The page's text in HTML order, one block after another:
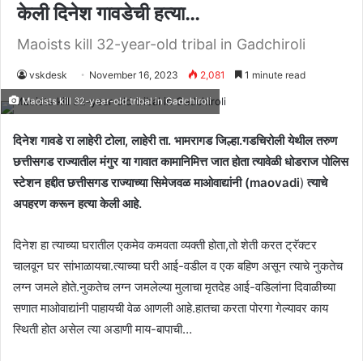
केली दिनेश गावडेची हत्या…
Maoists kill 32-year-old tribal in Gadchiroli
vskdesk November 16, 2023 2,081 1 minute read
Maoists kill 32-year-old tribal in Gadchiroli
दिनेश गावडे रा लाहेरी टोला, लाहेरी ता. भामरागड जिल्हा.गडचिरोली येथील तरुण
छत्तीसगड राज्यातील मंगुर या गावात कामानिमित्त जात होता त्यावेळी धोडराज पोलिस
स्टेशन हद्दीत छत्तीसगड राज्याच्या सिमेजवळ माओवाद्यांनी (maovadi) त्याचे
अपहरण करून हत्या केली आहे.
दिनेश हा त्याच्या घरातील एकमेव कमवता व्यक्ती होता,तो शेती करत ट्रॅक्टर
चालवून घर सांभाळायचा.त्याच्या घरी आई-वडील व एक बहिण असून त्याचे नुकतेच
लग्न जमले होते.नुकतेच लग्न जमलेल्या मुलाचा मृतदेह आई-वडिलांना दिवाळीच्या
सणात माओवाद्यांनी पाहायची वेळ आणली आहे.हातचा करता पोरगा गेल्यावर काय
स्थिती होत असेल त्या अडाणी माय-बापाची…